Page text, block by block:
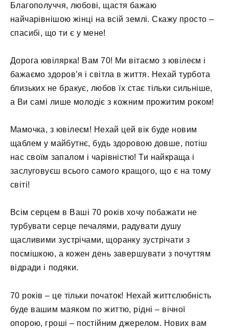
Благополуччя, любові, щастя бажаю
найчарівнішою жінці на всій землі. Скажу просто –
спасибі, що ти є у мене!
Дорога ювілярка! Вам 70! Ми вітаємо з ювілеєм і
бажаємо здоров’я і світла в життя. Нехай турбота
близьких не бракує, любов їх стає тільки сильніше,
а Ви самі лише молодіє з кожним прожитим роком!
Мамочка, з ювілеєм! Нехай цей вік буде новим
щаблем у майбутнє, будь здоровою довше, потіш
нас своїм запалом і чарівністю! Ти найкраща і
заслуговуєш всього самого кращого, що є на тому
світі!
Всім серцем в Ваші 70 років хочу побажати не
турбувати серце печалями, радувати душу
щасливими зустрічами, щоранку зустрічати з
посмішкою, а кожен день завершувати з почуттям
відради і подяки.
70 років – це тільки початок! Нехай життєлюбність
буде вашим маяком по життю, рідні – вічної
опорою, гроші – постійним джерелом. Нових вам